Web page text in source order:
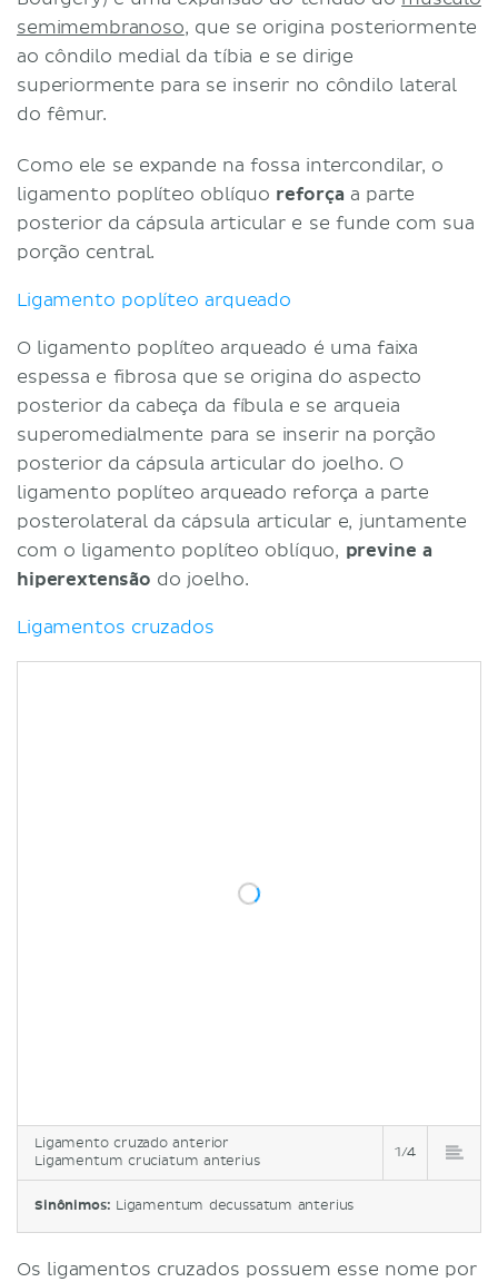
semimembranoso, que se origina posteriormente
ao côndilo medial da tíbia e se dirige
superiormente para se inserir no côndilo lateral
do fêmur.
Como ele se expande na fossa intercondilar, o
ligamento poplíteo oblíquo reforça a parte
posterior da cápsula articular e se funde com sua
porção central.
Ligamento poplíteo arqueado
O ligamento poplíteo arqueado é uma faixa
espessa e fibrosa que se origina do aspecto
posterior da cabeça da fíbula e se arqueia
superomedialmente para se inserir na porção
posterior da cápsula articular do joelho. O
ligamento poplíteo arqueado reforça a parte
posterolateral da cápsula articular e, juntamente
com o ligamento poplíteo oblíquo, previne a
hiperextensão do joelho.
Ligamentos cruzados
Ligamento cruzado anterior
Ligamentum cruciatum anterius
1/4
Sinônimos: Ligamentum decussatum anterius
Os ligamentos cruzados possuem esse nome por